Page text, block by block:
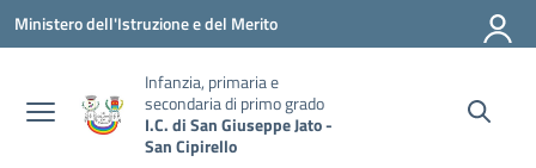
Vai ai contenuti
Vai al menu di navigazione
Vai al footer
Ministero dell'Istruzione e del Merito
Infanzia, primaria e
secondaria di primo grado
I.C. di San Giuseppe Jato -
San Cipirello